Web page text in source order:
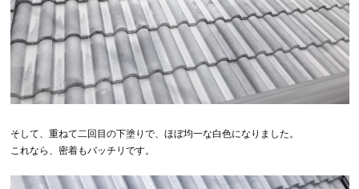
そして、重ねて二回目の下塗りで、ほぼ均一な白色になりました。
これなら、密着もバッチリです。